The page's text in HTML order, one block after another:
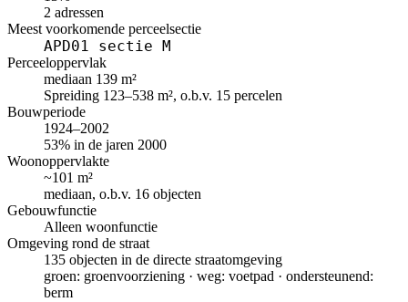
2 adressen
Meest voorkomende perceelsectie
APD01 sectie M
Perceeloppervlak
mediaan 139 m²
Spreiding 123–538 m², o.b.v. 15 percelen
Bouwperiode
1924–2002
53% in de jaren 2000
Woonoppervlakte
~101 m²
mediaan, o.b.v. 16 objecten
Gebouwfunctie
Alleen woonfunctie
Omgeving rond de straat
135 objecten in de directe straatomgeving
groen: groenvoorziening · weg: voetpad · ondersteunend:
berm